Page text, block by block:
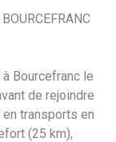
Bourcefranc le
de rejoindre
transports en
(25 km),